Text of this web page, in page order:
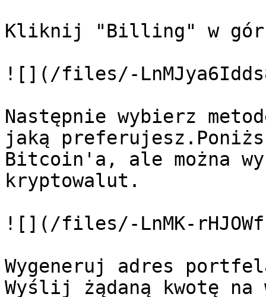
Kliknij "Billing" w
![](/files/-
Następnie wybierz
jaką
Bitcoin'a, ale można
kryptowalut.
![](/files/-LnMK-
Wygeneruj adres
Wyślij żądaną kwotę na